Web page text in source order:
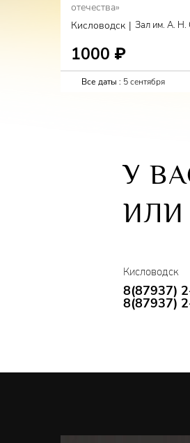
отечества»
Кисловодск | Зал им. А. Н.
1000 ₽
Все даты : 5 сентября
У
Кисловодск
8(87937)
8(87937)